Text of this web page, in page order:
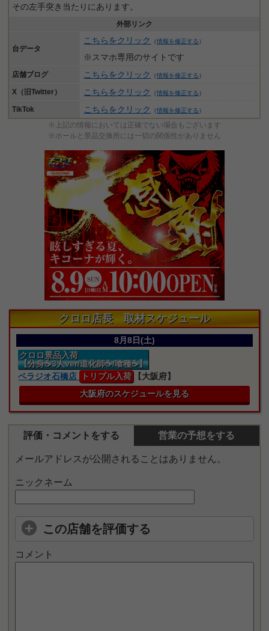
その左手突き当たりにあります。
外部リンク
台データ
こちらをクリック （情報を修正する ）
※スマホ専用のサイトです
店舗ブログ こちらをクリック （情報を修正する ）
X（旧Twitter） こちらをクリック （情報を修正する ）
TikTok こちらをクリック （情報を修正する ）
※上記の情報においては正確でない場合もございます
※ホールと景品交換所には一切の関係性がありません
クロロ店長 取材スケジュール
8月8日(土)
クロロ景品入荷
【分身☕3人ver/道化師☕/喰種☕】
ベラジオ石橋店
トリプル入荷
【大阪府】
大阪府のスケジュールを見る
評価・コメントをする 営業の予想をする
メールアドレスが公開されることはありません。
ニックネーム
この店舗を評価する
コメント